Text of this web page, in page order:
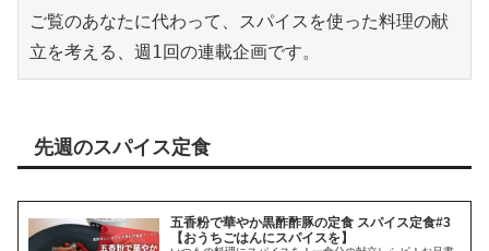
ご覧のあなたに代わって、スパイスを使った料理の献
立を考える、週1回の連載企画です。
先週のスパイス定食
五香粉で華やか黒酢酢豚の定食 スパイス定食#3
【おうちごはんにスパイスを】